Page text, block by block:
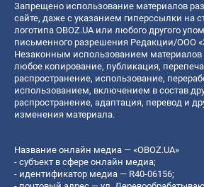
Запрещено использование материалов
сайте, даже с указанием гиперссылки на
логотипа OBOZ.UA или любого другого
письменного разрешения Редакции/ООО
Незаконным использованием материалов
любое копирование, публикация,
распространение, использование,
использованием, включением в состав
распространение, адаптация, перевод и
изменения материала.
Название онлайн медиа — «OBOZ.UA»
- субъект в сфере онлайн медиа;
- идентификатор медиа — R40-06156;